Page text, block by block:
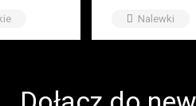
czarnego bzu
Nalewki